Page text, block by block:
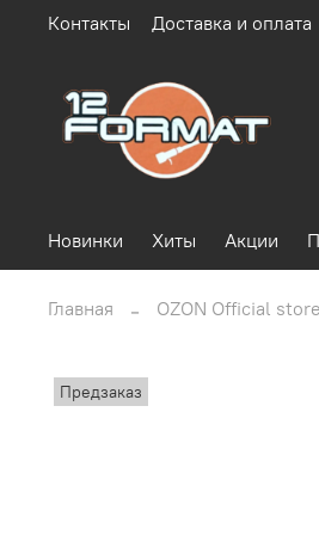
Контакты Доставка и оплата
Новинки Хиты Акции
Главная OZON Official store
Предзаказ